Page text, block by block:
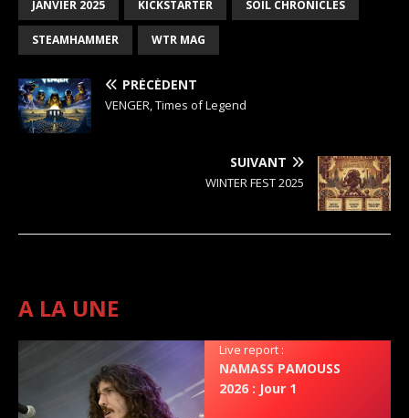
JANVIER 2025 KICKSTARTER SOIL CHRONICLES
STEAMHAMMER WTR MAG
PRÉCÉDENT
VENGER, Times of Legend
SUIVANT
WINTER FEST 2025
A LA UNE
Live report :
NAMASS PAMOUSS
2026 : Jour 1